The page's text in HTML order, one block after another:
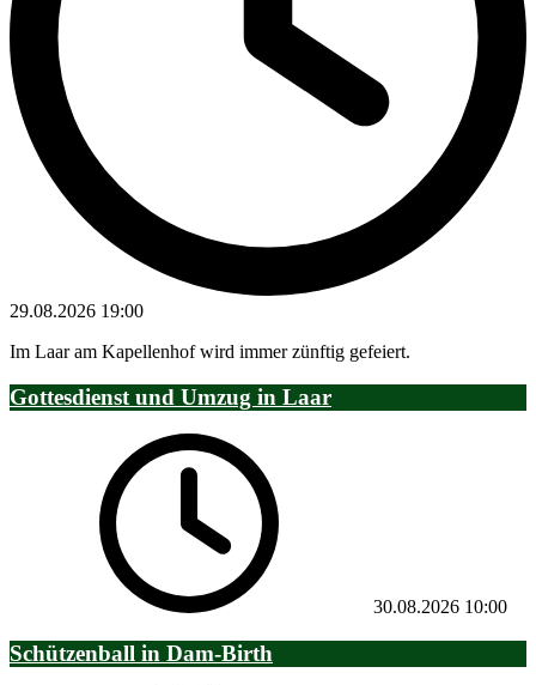
29.08.2026 19:00
Im Laar am Kapellenhof wird immer zünftig gefeiert.
Gottesdienst und Umzug in Laar
30.08.2026 10:00
Schützenball in Dam-Birth